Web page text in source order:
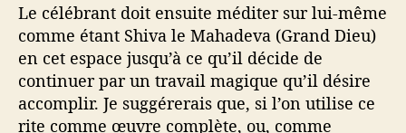
Le célébrant doit ensuite méditer sur lui-même
comme étant Shiva le Mahadeva (Grand Dieu)
en cet espace jusqu’à ce qu’il décide de
continuer par un travail magique qu’il désire
accomplir. Je suggérerais que, si l’on utilise ce
rite comme œuvre complète, ou, comme